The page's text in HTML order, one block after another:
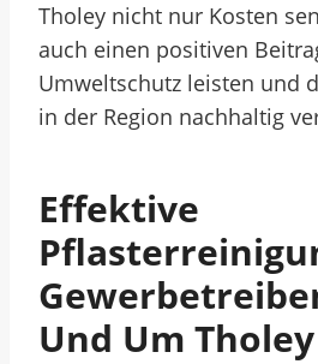
Tholey nicht nur Kosten
auch einen positiven
Umweltschutz leisten und
in der Region nachhaltig
Effektive
Und Um Tholey